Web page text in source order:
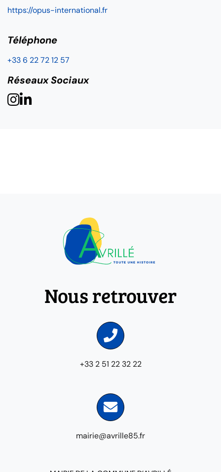
https://opus-international.fr
Téléphone
+33 6 22 72 12 57
Réseaux Sociaux
Nous retrouver
+33 2 51 22 32 22
mairie@avrille85.fr